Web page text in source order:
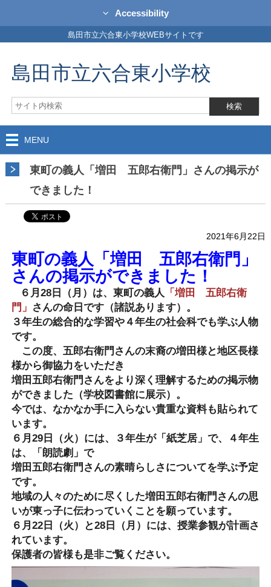
Accessibility
島田市立六合東小学校WEBサイトです
島田市立六合東小学校
MENU
東町の義人「増田 五郎右衛門」さんの掲示が
できました！
2021年6月22日
東町の義人「増田 五郎右衛門」
さんの掲示ができました！
６月28日（月）は、東町の義人 「増田 五郎右衛
門」 さんの命日です（諸説あります）。
３年生の総合的な学習や４年生の社会科でも学ぶ人物
です。
この度、五郎右衛門さんの末裔の増田様と地区長様
様から御協力をいただき
増田五郎右衛門さんをより深く理解するための掲示物
ができました（学校図書館に展示）。
今では、なかなか手に入らない貴重な資料も貼られて
います。
６月29日（火）には、３年生が「紙芝居」で、４年生
は、「朗読劇」で
増田五郎右衛門さんの素晴らしさについてを学ぶ予定
です。
地域の人々のために尽くした増田五郎右衛門さんの思
いが東っ子に伝わっていくことを願っています。
６月22日（火）と28日（月）には、授業参観が計画さ
れています。
保護者の皆様も是非ご覧ください。